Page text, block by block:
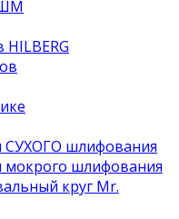
СУХОГО шлифования
шлифования
круг Mr.